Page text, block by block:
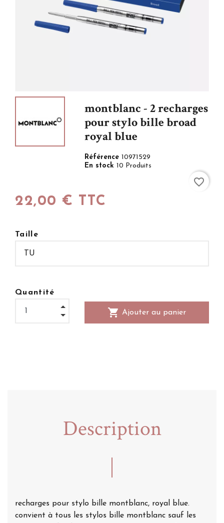
montblanc - 2 recharges
pour stylo bille broad
royal blue
Référence10971529
En stock10 Produits
22,00 € TTC
Taille
Quantité
shopping_cart Ajouter au panier
favorite_border
Description
recharges pour stylo bille montblanc, royal blue.
convient à tous les stylos bille montblanc sauf les